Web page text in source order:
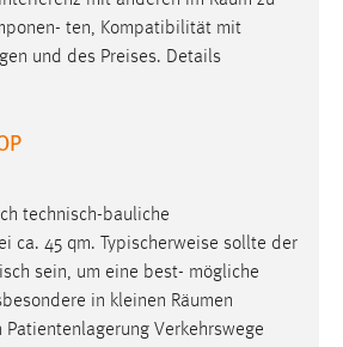
ten, Kompatibilität mit
und des Preises. Details
technisch-bauliche
ca. 45 qm. Typischerweise sollte der
sein, um eine best- mögliche
in kleinen Räumen
Verkehrswege